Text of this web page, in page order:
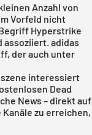
Anzahl von
Vorfeld nicht
Hyperstrike
adidas
der auch unter
interessiert
Dead
News – direkt auf
zu erreichen,